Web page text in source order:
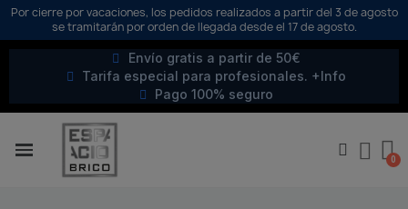
Por cierre por vacaciones, los pedidos realizados a partir del 3 de agosto
se tramitarán por orden de llegada desde el 17 de agosto.
Envío gratis a partir de 50€
Tarifa especial para profesionales. +Info
Pago 100% seguro